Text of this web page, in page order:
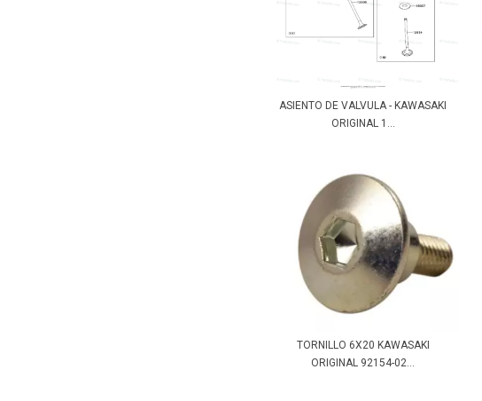
ASIENTO DE VALVULA - KAWASAKI
ORIGINAL 1...
TORNILLO 6X20 KAWASAKI
ORIGINAL 92154-02...